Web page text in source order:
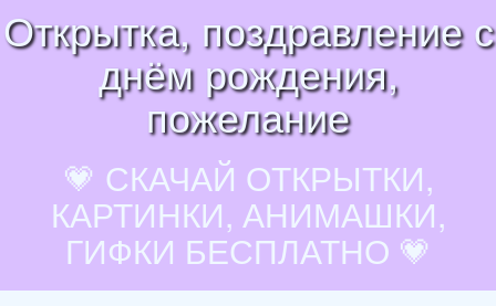
Открытка, поздравление с
днём рождения,
пожелание
💗 СКАЧАЙ ОТКРЫТКИ,
КАРТИНКИ, АНИМАШКИ,
ГИФКИ БЕСПЛАТНО 💗